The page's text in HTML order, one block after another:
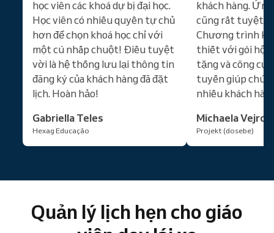
học viên các khoá dự bị đại học.
Học viên có nhiều quyền tự chủ
hơn để chọn khoá học chỉ với
một cú nhấp chuột! Điều tuyệt
vời là hệ thống lưu lại thông tin
đăng ký của khách hàng đã đặt
lịch. Hoàn hảo!
Gabriella Teles
Hexag Educação
khách hàng.
cũng rất tuyệt
Chương trình
thiết với gói hội
tặng và công
tuyến giúp
nhiều khách
Michaela
Projekt (dosebe)
Quản lý lịch hẹn cho giáo